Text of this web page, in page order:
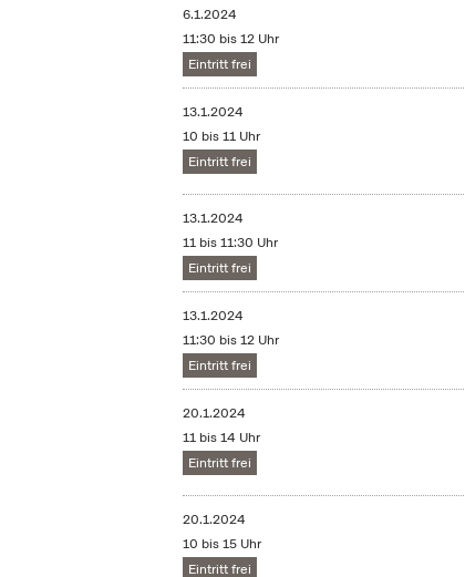
6.1.2024
11:30 bis 12 Uhr
Eintritt frei
13.1.2024
10 bis 11 Uhr
Eintritt frei
13.1.2024
11 bis 11:30 Uhr
Eintritt frei
13.1.2024
11:30 bis 12 Uhr
Eintritt frei
20.1.2024
11 bis 14 Uhr
Eintritt frei
20.1.2024
10 bis 15 Uhr
Eintritt frei